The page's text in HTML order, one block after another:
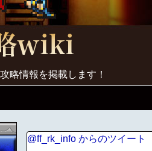
略情報を掲載します！
@ff_rk_info からのツイート